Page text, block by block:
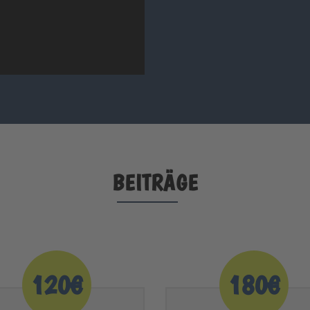
BEITRÄGE
120€ 180€